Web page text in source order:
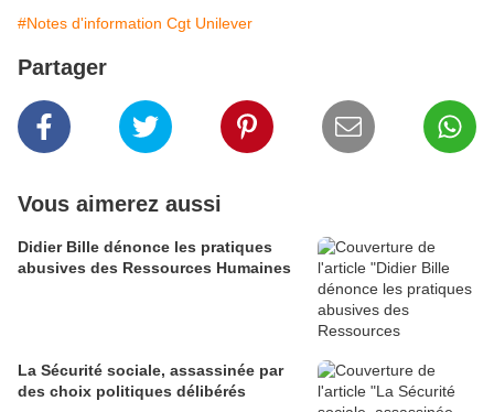
#Notes d'information Cgt Unilever
Partager
Vous aimerez aussi
Didier Bille dénonce les pratiques
abusives des Ressources Humaines
La Sécurité sociale, assassinée par
des choix politiques délibérés